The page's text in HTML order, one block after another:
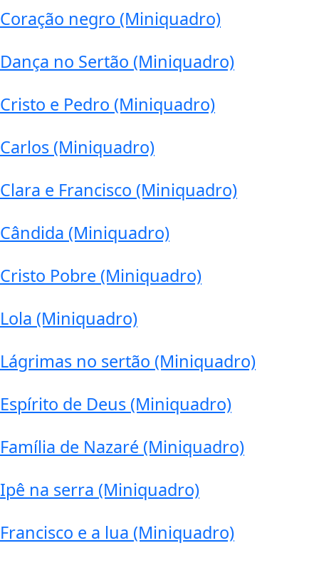
Coração negro (Miniquadro)
Dança no Sertão (Miniquadro)
Cristo e Pedro (Miniquadro)
Carlos (Miniquadro)
Clara e Francisco (Miniquadro)
Cândida (Miniquadro)
Cristo Pobre (Miniquadro)
Lola (Miniquadro)
Lágrimas no sertão (Miniquadro)
Espírito de Deus (Miniquadro)
Família de Nazaré (Miniquadro)
Ipê na serra (Miniquadro)
Francisco e a lua (Miniquadro)